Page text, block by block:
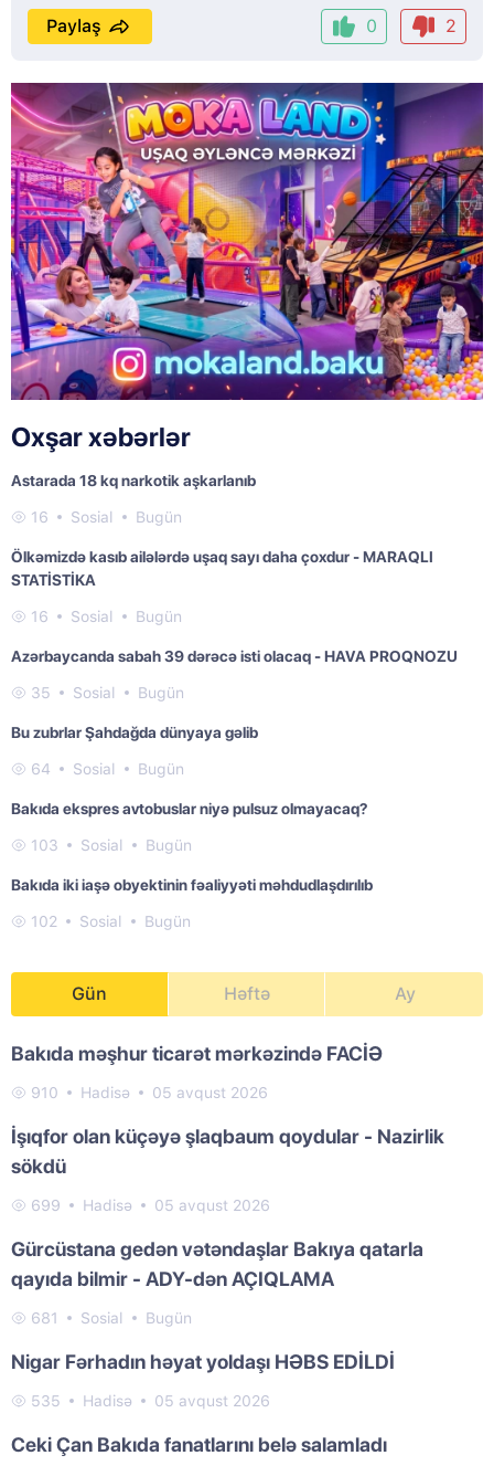
0 2
Paylaş
Oxşar xəbərlər
Astarada 18 kq narkotik aşkarlanıb
16 Sosial Bugün
Ölkəmizdə kasıb ailələrdə uşaq sayı daha çoxdur - MARAQLI
STATİSTİKA
16 Sosial Bugün
Azərbaycanda sabah 39 dərəcə isti olacaq - HAVA PROQNOZU
35 Sosial Bugün
Bu zubrlar Şahdağda dünyaya gəlib
64 Sosial Bugün
Bakıda ekspres avtobuslar niyə pulsuz olmayacaq?
103 Sosial Bugün
Bakıda iki iaşə obyektinin fəaliyyəti məhdudlaşdırılıb
102 Sosial Bugün
Gün Həftə Ay
Bakıda məşhur ticarət mərkəzində FACİƏ
910 Hadisə 05 avqust 2026
İşıqfor olan küçəyə şlaqbaum qoydular - Nazirlik
sökdü
699 Hadisə 05 avqust 2026
Gürcüstana gedən vətəndaşlar Bakıya qatarla
qayıda bilmir - ADY-dən AÇIQLAMA
681 Sosial Bugün
Nigar Fərhadın həyat yoldaşı HƏBS EDİLDİ
535 Hadisə 05 avqust 2026
Ceki Çan Bakıda fanatlarını belə salamladı